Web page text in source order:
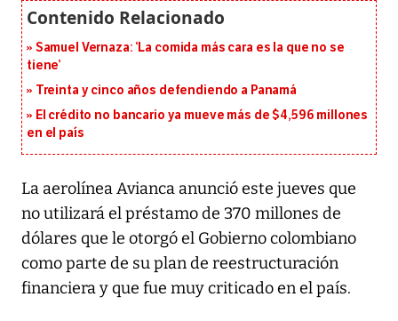
Samuel Vernaza: ‘La comida más cara es la que no se
tiene’
Treinta y cinco años defendiendo a Panamá
El crédito no bancario ya mueve más de $4,596 millones
en el país
La aerolínea Avianca anunció este jueves que
no utilizará el préstamo de 370 millones de
dólares que le otorgó el Gobierno colombiano
como parte de su plan de reestructuración
financiera y que fue muy criticado en el país.